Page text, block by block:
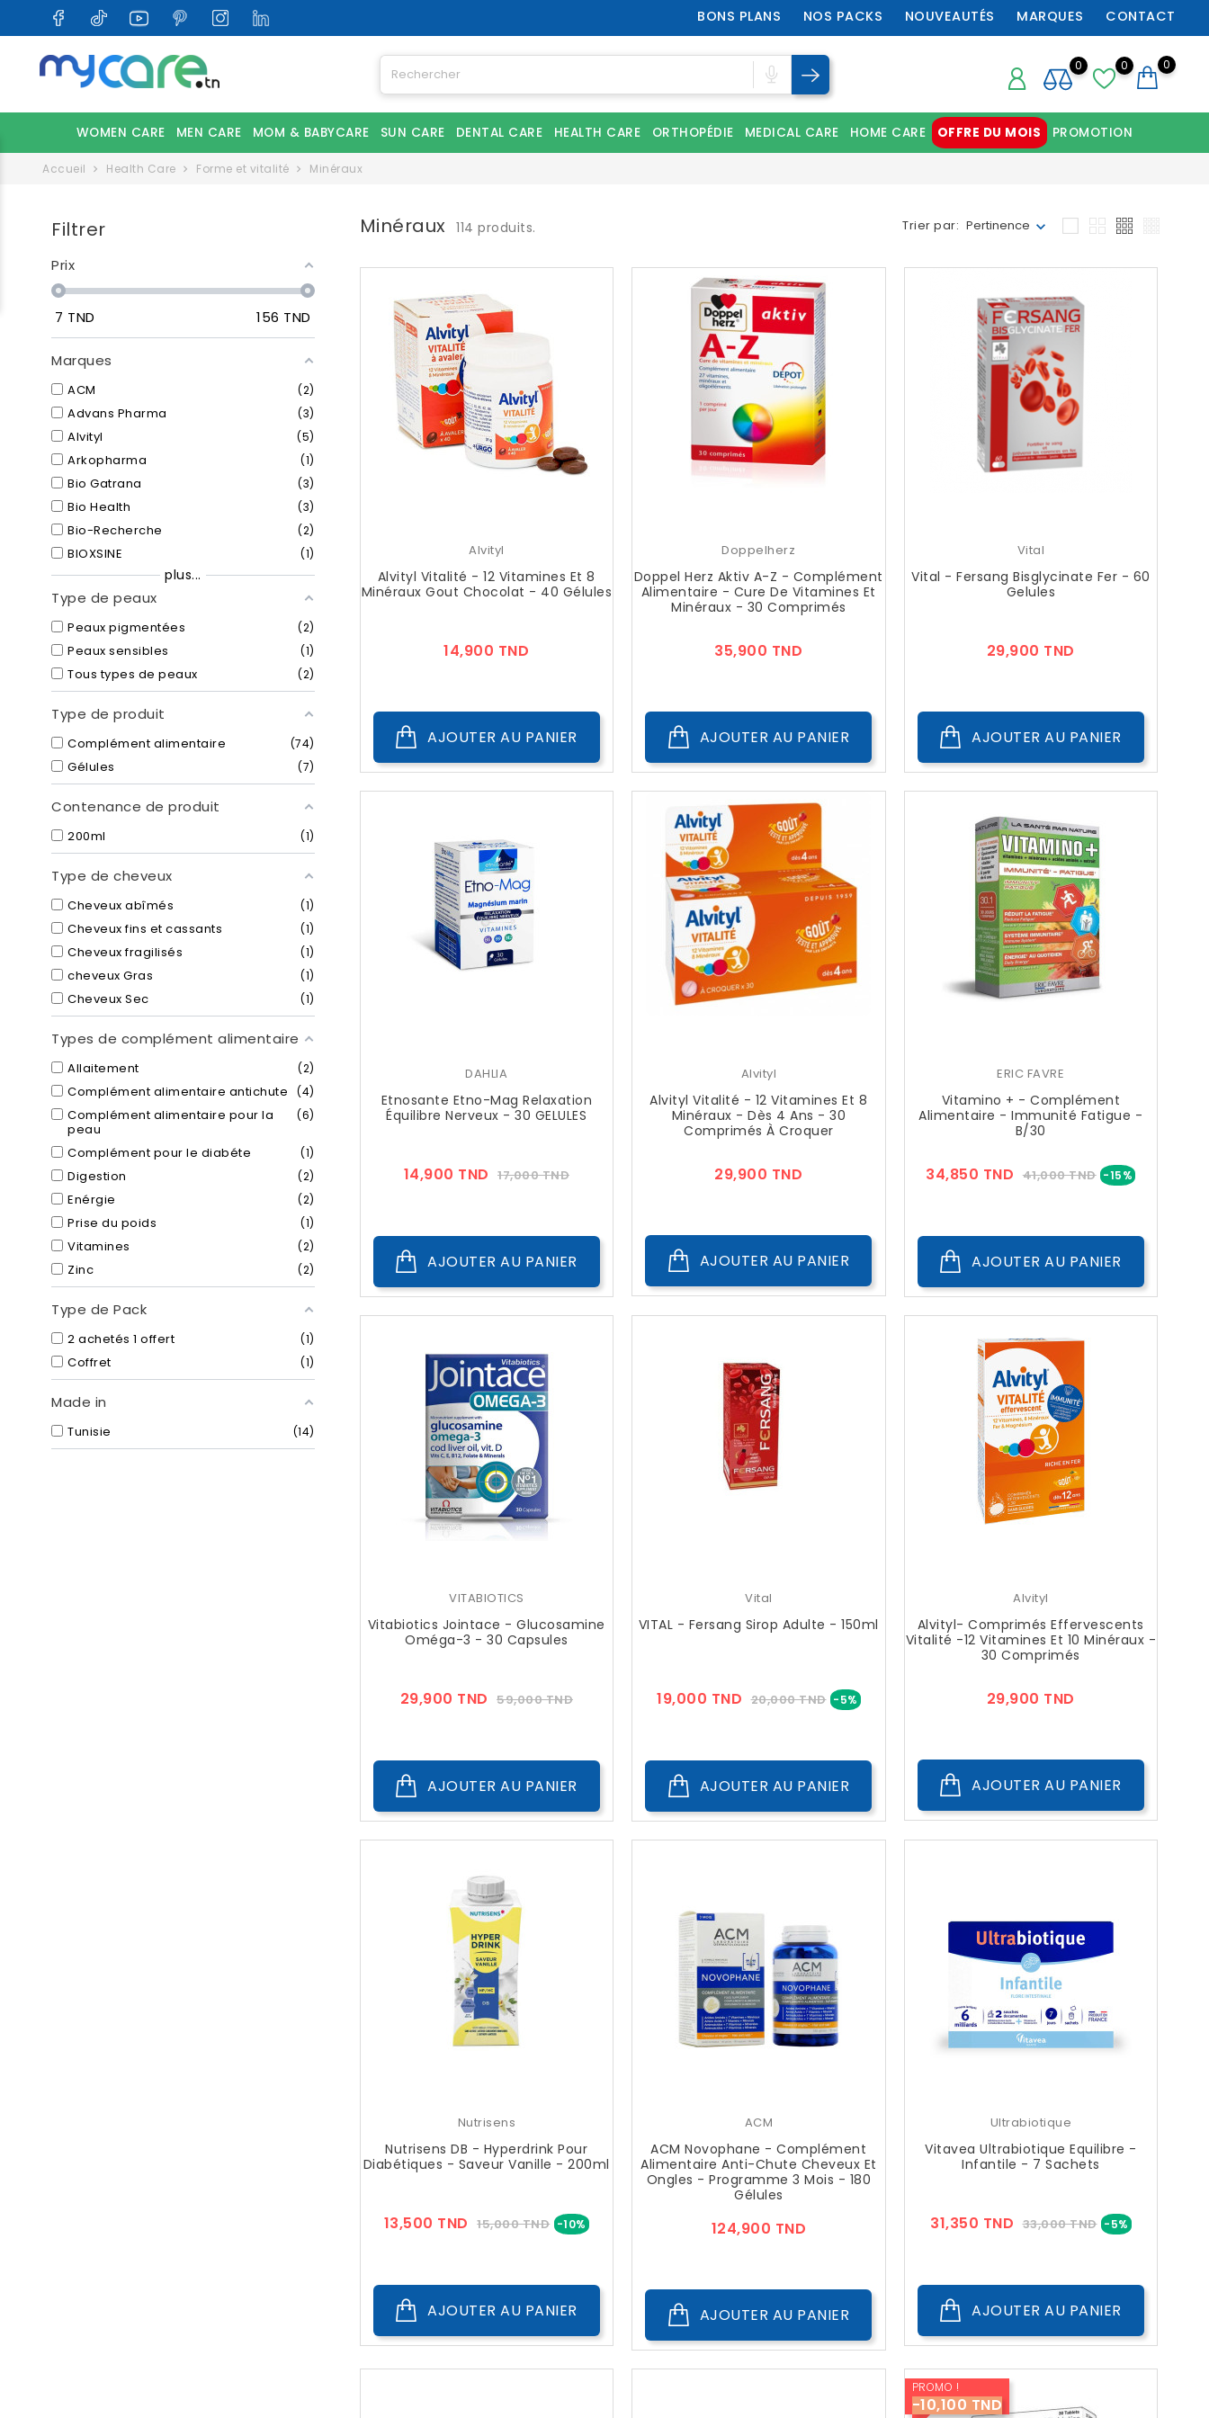
BONS PLANS NOS PACKS NOUVEAUTÉS MARQUES CONTACT
0 0
0
WOMEN CARE MEN CARE MOM & BABYCARE SUN CARE DENTAL CARE HEALTH CARE ORTHOPÉDIE MEDICAL CARE HOME CARE OFFRE DU MOIS PROMOTION
Accueil Health Care Forme et vitalité Minéraux
Filtrer
Prix
7 TND 156 TND
Marques
ACM 2
Advans Pharma 3
Alvityl 5
Arkopharma 1
Bio Gatrana 3
Bio Health 3
Bio-Recherche 2
BIOXSINE 1
plus...
Type de peaux
Peaux pigmentées 2
Peaux sensibles 1
Tous types de peaux 2
Type de produit
Complément alimentaire 74
Gélules 7
Contenance de produit
200ml 1
Type de cheveux
Cheveux abîmés 1
Cheveux fins et cassants 1
Cheveux fragilisés 1
cheveux Gras 1
Cheveux Sec 1
Types de complément alimentaire
Allaitement 2
Complément alimentaire antichute 4
Complément alimentaire pour la
peau
6
Complément pour le diabéte 1
Digestion 2
Enérgie 2
Prise du poids 1
Vitamines 2
Zinc 2
Type de Pack
2 achetés 1 offert 1
Coffret 1
Made in
Tunisie 14
Minéraux 114 produits. Trier par: Pertinence
Alvityl
Alvityl Vitalité - 12 Vitamines Et 8
Minéraux Gout Chocolat - 40 Gélules
14,900 TND
AJOUTER AU PANIER
Doppelherz
Doppel Herz Aktiv A-Z - Complément
Alimentaire - Cure De Vitamines Et
Minéraux - 30 Comprimés
35,900 TND
AJOUTER AU PANIER
Vital
Vital - Fersang Bisglycinate Fer - 60
Gelules
29,900 TND
AJOUTER AU PANIER
DAHLIA
Etnosante Etno-Mag Relaxation
Équilibre Nerveux - 30 GELULES
14,900 TND Prix
17,000 TNDPrix
AJOUTER AU PANIER
Alvityl
Alvityl Vitalité - 12 Vitamines Et 8
Minéraux - Dès 4 Ans - 30
Comprimés À Croquer
29,900 TND
AJOUTER AU PANIER
ERIC FAVRE
Vitamino + - Complément
Alimentaire - Immunité Fatigue -
B/30
34,850 TND Prix
41,000 TND -15%Prix
AJOUTER AU PANIER
VITABIOTICS
Vitabiotics Jointace - Glucosamine
Oméga-3 - 30 Capsules
29,900 TND Prix
59,000 TNDPrix
AJOUTER AU PANIER
Vital
VITAL - Fersang Sirop Adulte - 150ml
19,000 TND Prix
20,000 TND -5% Prix
AJOUTER AU PANIER
Alvityl
Alvityl- Comprimés Effervescents
Vitalité -12 Vitamines Et 10 Minéraux -
30 Comprimés
29,900 TND
AJOUTER AU PANIER
Nutrisens
Nutrisens DB - Hyperdrink Pour
Diabétiques - Saveur Vanille - 200ml
13,500 TND Prix
15,000 TND -10% Prix
AJOUTER AU PANIER
ACM
ACM Novophane - Complément
Alimentaire Anti-Chute Cheveux Et
Ongles - Programme 3 Mois - 180
Gélules
124,900 TND
AJOUTER AU PANIER
Ultrabiotique
Vitavea Ultrabiotique Equilibre -
Infantile - 7 Sachets
31,350 TND Prix
33,000 TND -5% Prix
AJOUTER AU PANIER
PROMO !
-10,100 TND